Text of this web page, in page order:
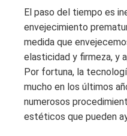
El paso del tiempo es
envejecimiento
medida que
elasticidad y firmeza, y
Por fortuna, la
mucho en los últimos
numerosos
estéticos que pueden